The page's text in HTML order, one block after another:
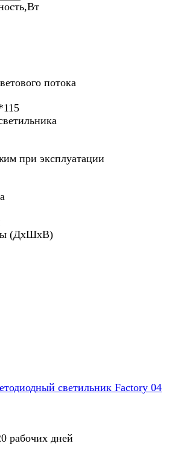
потока
при эксплуатации
(ДхШхВ)
светильник Factory 04
рабочих дней